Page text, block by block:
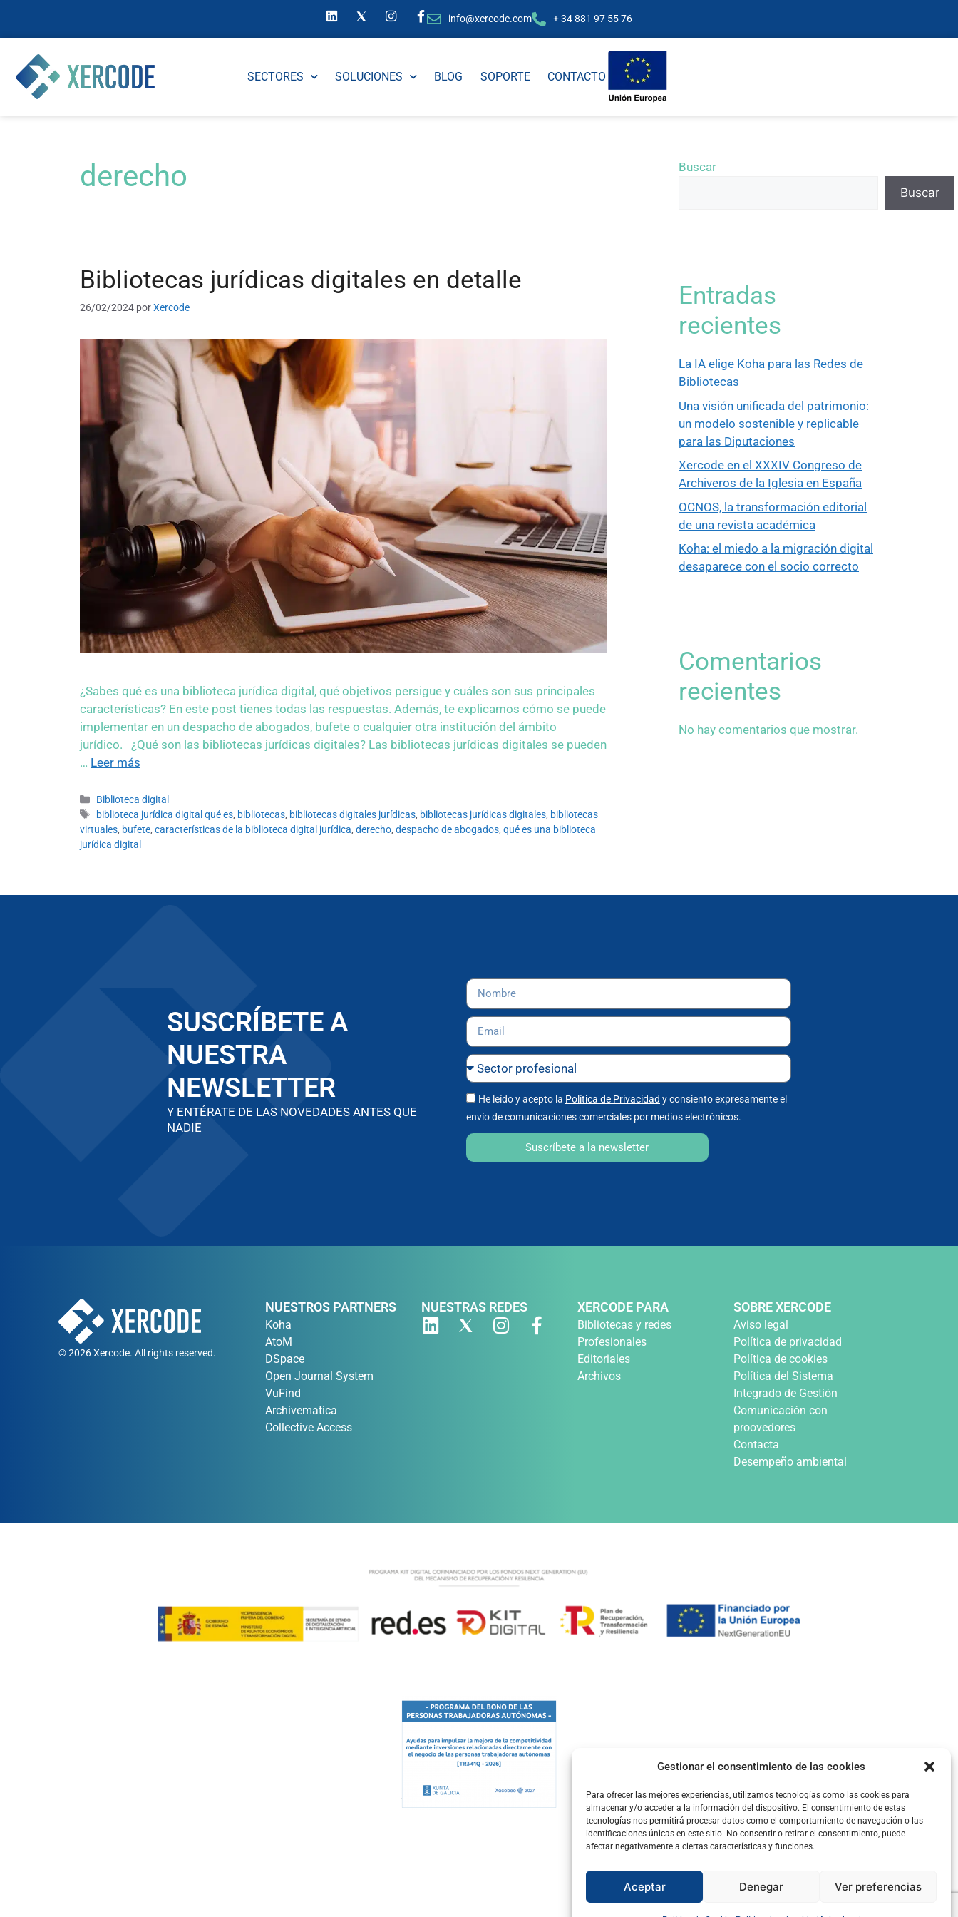
Gestionar el consentimiento de las cookies
Para ofrecer las mejores experiencias, utilizamos tecnologías como las cookies para
almacenar y/o acceder a la información del dispositivo. El consentimiento de estas
tecnologías nos permitirá procesar datos como el comportamiento de navegación o las
identificaciones únicas en este sitio. No consentir o retirar el consentimiento, puede
afectar negativamente a ciertas características y funciones.
Aceptar Denegar Ver preferencias
info@xercode.com + 34 881 97 55 76
SECTORES SOLUCIONES BLOG SOPORTE CONTACTO
derecho
Bibliotecas jurídicas digitales en detalle
26/02/2024 porXercode
¿Sabes qué es una biblioteca jurídica digital, qué objetivos persigue y cuáles son sus principales
características? En este post tienes todas las respuestas. Además, te explicamos cómo se puede
implementar en un despacho de abogados, bufete o cualquier otra institución del ámbito
jurídico. ¿Qué son las bibliotecas jurídicas digitales? Las bibliotecas jurídicas digitales se pueden
… Leer más
Biblioteca digital
biblioteca jurídica digital qué es, bibliotecas, bibliotecas digitales jurídicas, bibliotecas jurídicas digitales, bibliotecas
virtuales, bufete, características de la biblioteca digital jurídica, derecho, despacho de abogados, qué es una biblioteca
jurídica digital
Buscar
Buscar
Entradas
recientes
La IA elige Koha para las Redes de
Bibliotecas
Una visión unificada del patrimonio:
un modelo sostenible y replicable
para las Diputaciones
Xercode en el XXXIV Congreso de
Archiveros de la Iglesia en España
OCNOS, la transformación editorial
de una revista académica
Koha: el miedo a la migración digital
desaparece con el socio correcto
Comentarios
recientes
No hay comentarios que mostrar.
SUSCRÍBETE A
NUESTRA
NEWSLETTER
Y ENTÉRATE DE LAS NOVEDADES ANTES QUE
NADIE
He leído y acepto la Política de Privacidad y consiento expresamente el
envío de comunicaciones comerciales por medios electrónicos.
Suscríbete a la newsletter
© 2026 Xercode. All rights reserved.
NUESTROS PARTNERS
Koha
AtoM
DSpace
Open Journal System
VuFind
Archivematica
Collective Access
NUESTRAS REDES XERCODE PARA
Bibliotecas y redes
Profesionales
Editoriales
Archivos
SOBRE XERCODE
Aviso legal
Política de privacidad
Política de cookies
Política del Sistema
Integrado de Gestión
Comunicación con
proovedores
Contacta
Desempeño ambiental